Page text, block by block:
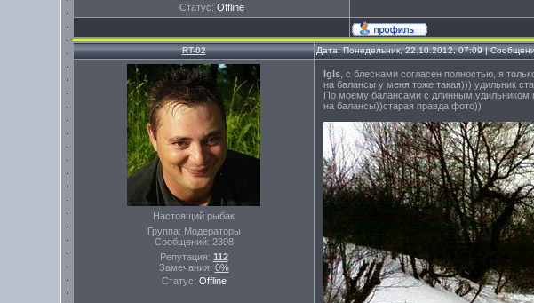
Статус: Offline
RT-02 Дата: Понедельник, 22.10.2012, 07:09 |
Настоящий рыбак
Группа: Модераторы
Сообщений: 2308
Репутация: 112
Замечания: 0%
Статус: Offline
Igls , с блеснами согласен полностью, я
на балансы у меня тоже такая))) удильник
По моему балансами с длинным удильником
на балансы))старая правда фото))